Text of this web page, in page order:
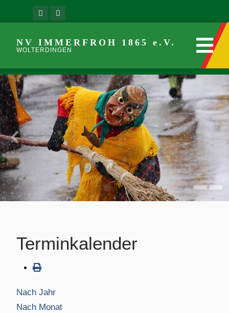
NV IMMERFROH 1865 e.V.
WOLTERDINGEN
Terminkalender
Nach Jahr
Nach Monat